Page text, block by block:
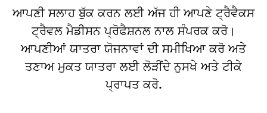
ਆਪਣੀ ਸਲਾਹ ਬੁੱਕ ਕਰਨ ਲਈ ਅੱਜ ਹੀ ਆਪਣੇ ਟ੍ਰੈਵੈਕਸ
ਟ੍ਰੈਵਲ ਮੈਡੀਸਨ ਪ੍ਰੋਫੈਸ਼ਨਲ ਨਾਲ ਸੰਪਰਕ ਕਰੋ।
ਆਪਣੀਆਂ ਯਾਤਰਾ ਯੋਜਨਾਵਾਂ ਦੀ ਸਮੀਖਿਆ ਕਰੋ ਅਤੇ
ਤਣਾਅ ਮੁਕਤ ਯਾਤਰਾ ਲਈ ਲੋੜੀਂਦੇ ਨੁਸਖੇ ਅਤੇ ਟੀਕੇ
ਪ੍ਰਾਪਤ ਕਰੋ.